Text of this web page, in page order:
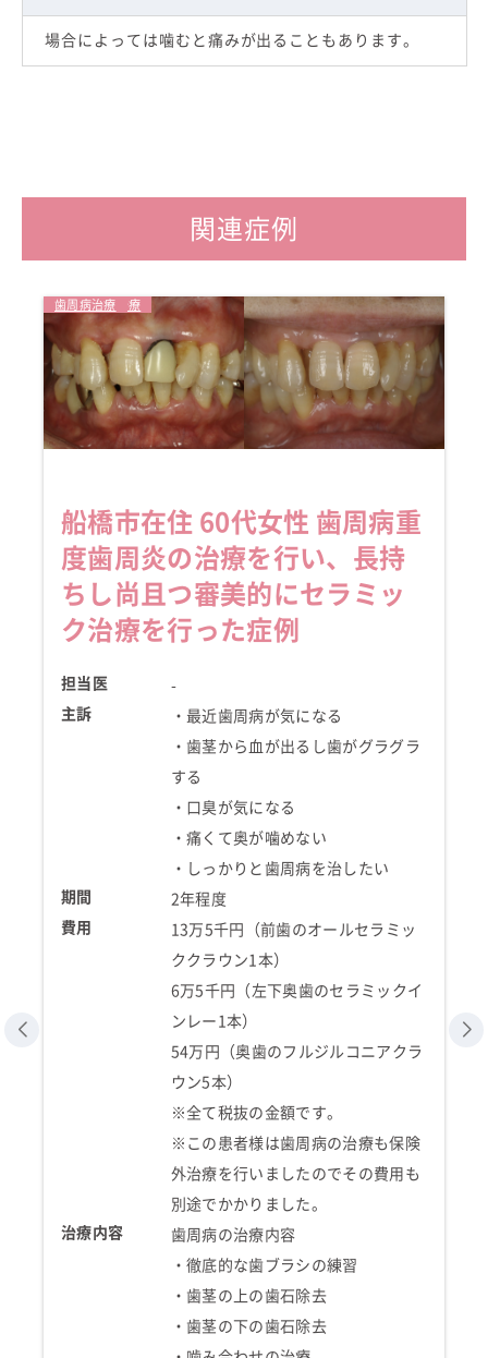
場合によっては噛むと痛みが出ることもあります。
関連症例
セラミック治療
審美歯科
歯周病治療
船橋市在住 60代女性 歯周病重
度歯周炎の治療を行い、長持
ちし尚且つ審美的にセラミッ
ク治療を行った症例
担当医
-
主訴
・最近歯周病が気になる
・歯茎から血が出るし歯がグラグラ
する
・口臭が気になる
・痛くて奥が噛めない
・しっかりと歯周病を治したい
期間
2年程度
費用
13万5千円（前歯のオールセラミッ
ククラウン1本）
6万5千円（左下奥歯のセラミックイ
ンレー1本）
54万円（奥歯のフルジルコニアクラ
ウン5本）
※全て税抜の金額です。
※この患者様は歯周病の治療も保険
外治療を行いましたのでその費用も
別途でかかりました。
治療内容
歯周病の治療内容
・徹底的な歯ブラシの練習
・歯茎の上の歯石除去
・歯茎の下の歯石除去